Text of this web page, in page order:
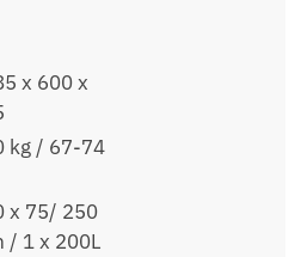
x 600 x
kg / 67-74
x 75/ 250
/ 1 x 200L